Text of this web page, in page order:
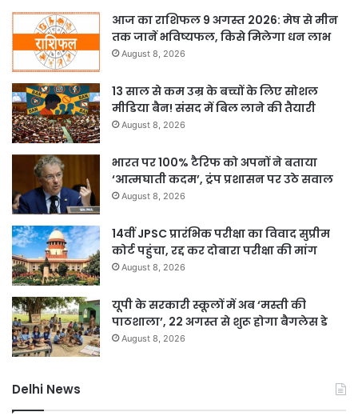
आज का राशिफल 9 अगस्त 2026: मेष से मीन
तक जानें भविष्यफल, किसे मिलेगा धन लाभ
August 8, 2026
13 साल से कम उम्र के बच्चों के लिए सोशल
मीडिया बैन! संसद में बिल लाने की तैयारी
August 8, 2026
भारत पर 100% टैरिफ को अपनों ने बताया
‘आत्मघाती कदम’, ट्रंप प्रशासन पर उठे सवाल
August 8, 2026
14वीं JPSC प्रारंभिक परीक्षा का विवाद सुप्रीम
कोर्ट पहुंचा, रद्द कर दोबारा परीक्षा की मांग
August 8, 2026
यूपी के सरकारी स्कूलों में अब ‘मस्ती की
पाठशाला’, 22 अगस्त से शुरू होगा बैगलेस डे
August 8, 2026
Delhi News